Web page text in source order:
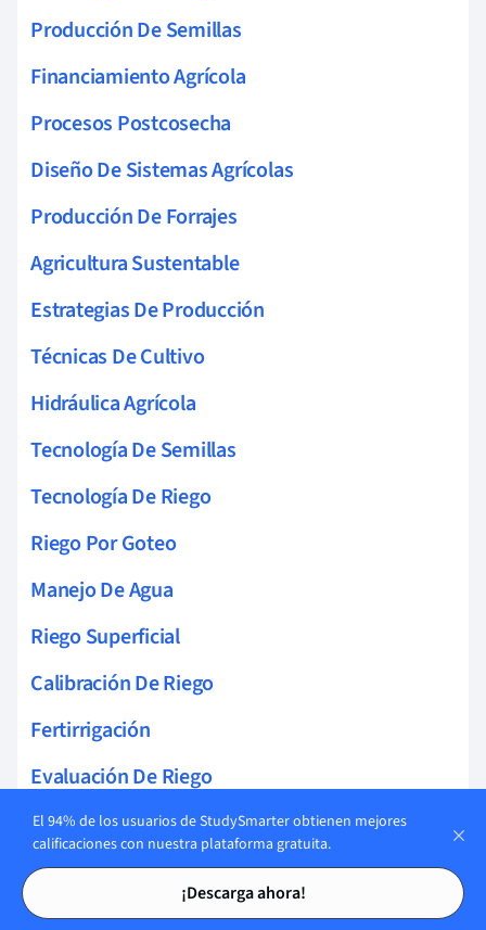
Tarjetas de estudio
Tarjetas de estudio
Producción De Semillas
Financiamiento Agrícola
Procesos Postcosecha
Diseño De Sistemas Agrícolas
Producción De Forrajes
Agricultura Sustentable
Estrategias De Producción
Técnicas De Cultivo
Hidráulica Agrícola
Tecnología De Semillas
Tecnología De Riego
Riego Por Goteo
Manejo De Agua
Riego Superficial
Calibración De Riego
Fertirrigación
Evaluación De Riego
Teledetección Para Riego
Sistemas De Aspersión
Modelos De Riego
El 94% de los usuarios de StudySmarter obtienen mejores
calificaciones con nuestra plataforma gratuita.
¡Descarga ahora!